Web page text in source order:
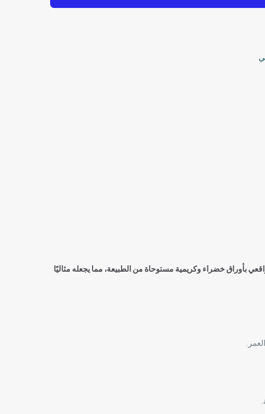
بأوراق خضراء وكريمية مستوحاة من الطبيعة، مما يجعله مثاليًا